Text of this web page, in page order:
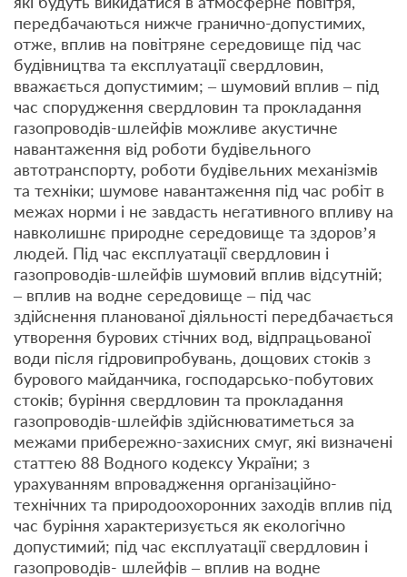
передбачаються нижче гранично-допустимих,
отже, вплив на повітряне середовище під час
будівництва та експлуатації свердловин,
вважається допустимим; – шумовий вплив – під
час спорудження свердловин та прокладання
газопроводів-шлейфів можливе акустичне
навантаження від роботи будівельного
автотранспорту, роботи будівельних механізмів
та техніки; шумове навантаження під час робіт в
межах норми і не завдасть негативного впливу на
навколишнє природне середовище та здоров’я
людей. Під час експлуатації свердловин і
газопроводів-шлейфів шумовий вплив відсутній;
– вплив на водне середовище – під час
здійснення планованої діяльності передбачається
утворення бурових стічних вод, відпрацьованої
води після гідровипробувань, дощових стоків з
бурового майданчика, господарсько-побутових
стоків; буріння свердловин та прокладання
газопроводів-шлейфів здійснюватиметься за
межами прибережно-захисних смуг, які визначені
статтею 88 Водного кодексу України; з
урахуванням впровадження організаційно-
технічних та природоохоронних заходів вплив під
час буріння характеризується як екологічно
допустимий; під час експлуатації свердловин і
газопроводів- шлейфів – вплив на водне